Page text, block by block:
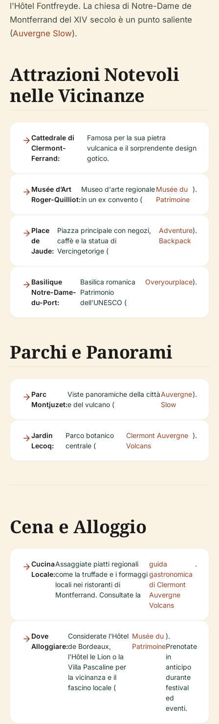
l'Hôtel Fontfreyde. La chiesa di Notre-Dame de
Montferrand del XIV secolo è un punto saliente
(Auvergne Slow).
Attrazioni Notevoli
nelle Vicinanze
Cattedrale di
Clermont-
Ferrand:
Famosa per la sua pietra
vulcanica e il sorprendente design
gotico.
Musée d’Art
Roger-Quilliot:
Museo d'arte regionale
in un ex convento (
Musée du
Patrimoine
).
Place
de
Jaude:
Piazza principale con negozi,
caffè e la statua di
Vercingetorige (
Adventure
Backpack
).
Basilique
Notre-Dame-
du-Port:
Basilica romanica
Patrimonio
dell'UNESCO (
Overyourplace).
Parchi e Panorami
Parc
Montjuzet:
Viste panoramiche della città
e del vulcano (
Auvergne
Slow
).
Jardin
Lecoq:
Parco botanico
centrale (
Clermont Auvergne
Volcans
).
Cena e Alloggio
Cucina
Locale:
Assaggiate piatti regionali
come la truffade e i formaggi
locali nei ristoranti di
Montferrand. Consultate la
guida
gastronomica
di Clermont
Auvergne
Volcans
.
Dove
Alloggiare:
Considerate l'Hôtel
de Bordeaux,
l'Hôtel le Lion o la
Villa Pascaline per
la vicinanza e il
fascino locale (
Musée du
Patrimoine
).
Prenotate
in
anticipo
durante
festival
ed
eventi.